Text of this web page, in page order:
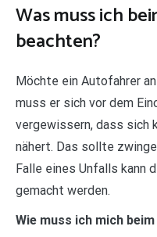
Was muss ich
beachten?
Möchte ein Autofahrer
muss er sich vor dem
vergewissern, dass sich
nähert. Das sollte
Falle eines Unfalls kann
gemacht werden.
Wie muss ich mich